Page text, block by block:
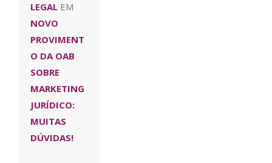
LEGAL EM
NOVO
PROVIMENT
O DA OAB
SOBRE
MARKETING
JURÍDICO:
MUITAS
DÚVIDAS!